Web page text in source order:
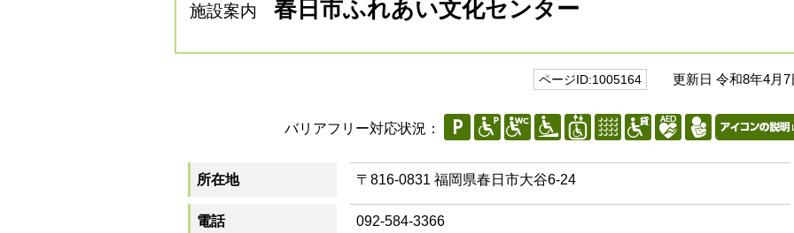
施設案内 春日市ふれあい文化センター
ページID:1005164 更新日 令和8年4月7
バリアフリー対応状況：
所在地 〒816-0831 福岡県春日市大谷6-24
電話 092-584-3366